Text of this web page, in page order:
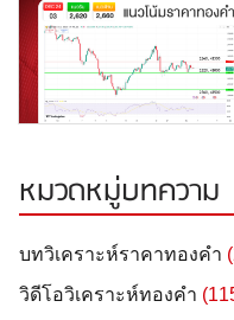
หมวดหมู่บทความ
บทวิเคราะห์ราคาทองคำ
วิดีโอวิเคราะห์ทองคำ